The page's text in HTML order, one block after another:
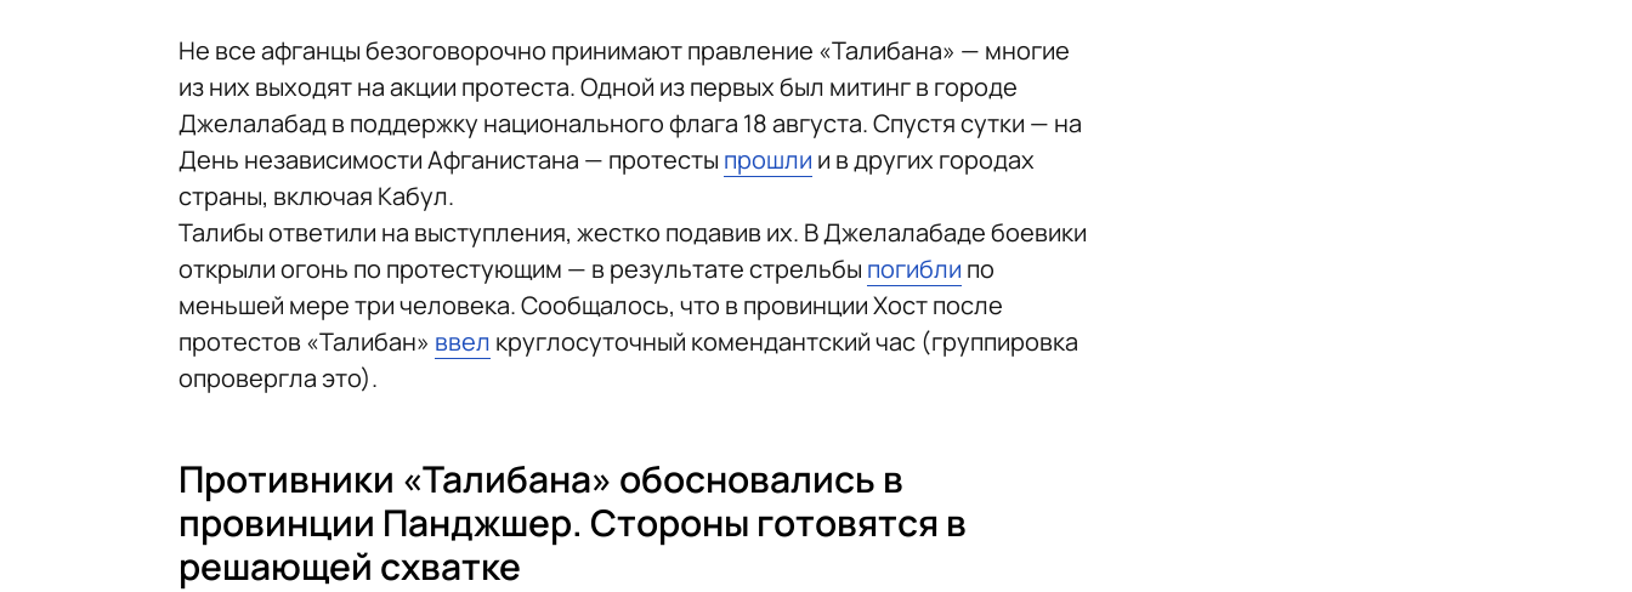
Не все афганцы безоговорочно принимают правление «Талибана» — многие
из них выходят на акции протеста. Одной из первых был митинг в городе
Джелалабад в поддержку национального флага 18 августа. Спустя сутки — на
День независимости Афганистана — протесты прошли и в других городах
страны, включая Кабул.
Талибы ответили на выступления, жестко подавив их. В Джелалабаде боевики
открыли огонь по протестующим — в результате стрельбы погибли по
меньшей мере три человека. Сообщалось, что в провинции Хост после
протестов «Талибан» ввел круглосуточный комендантский час (группировка
опровергла это).
Противники «Талибана» обосновались в
провинции Панджшер. Стороны готовятся в
решающей схватке